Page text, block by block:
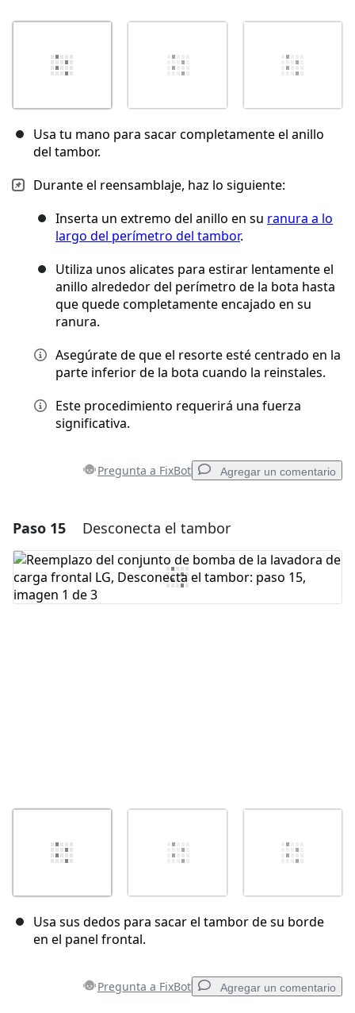
Usa tu mano para sacar completamente el anillo
del tambor.
Durante el reensamblaje, haz lo siguiente:
Inserta un extremo del anillo en su ranura a lo
largo del perímetro del tambor.
Utiliza unos alicates para estirar lentamente el
anillo alrededor del perímetro de la bota hasta
que quede completamente encajado en su
ranura.
Asegúrate de que el resorte esté centrado en la
parte inferior de la bota cuando la reinstales.
Este procedimiento requerirá una fuerza
significativa.
Pregunta a FixBot Agregar un comentario
Agregar un comentario
Agregar Comentario
Paso 15 Desconecta el tambor
Usa sus dedos para sacar el tambor de su borde
en el panel frontal.
Pregunta a FixBot Agregar un comentario